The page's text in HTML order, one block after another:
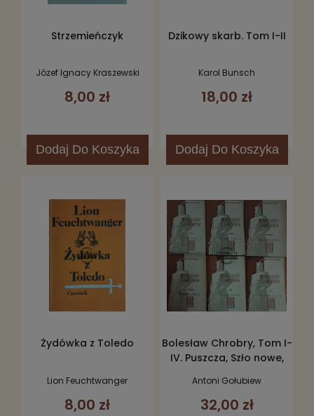
Strzemieńczyk
Józef Ignacy Kraszewski
8,00 zł
Dodaj Do Koszyka
Dzikowy skarb. Tom I-II
Karol Bunsch
18,00 zł
Dodaj Do Koszyka
Żydówka z Toledo
Lion Feuchtwanger
8,00 zł
Bolesław Chrobry, Tom I-
IV. Puszcza, Szło nowe,
Antoni Gołubiew
32,00 zł